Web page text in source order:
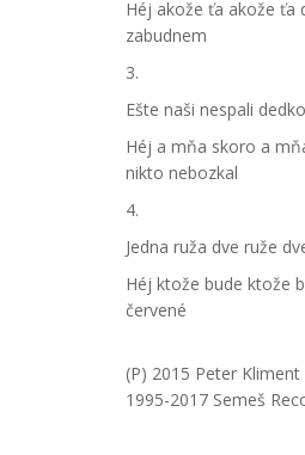
Héj akože ťa akože ťa
zabudnem
3.
Ešte naši nespali
Héj a mňa skoro a
nikto nebozkal
4.
Jedna ruža dve ruže
Héj ktože bude ktože
červené
(P) 2015 Peter
1995-2017 Semeš